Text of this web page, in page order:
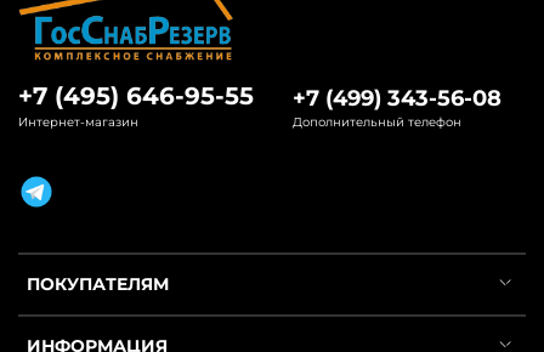
ПОКУПАТЕЛЯМ
ИНФОРМАЦИЯ
+7 (495) 646-95-55
Интернет-магазин
+7 (499) 343-56-08
Дополнительный телефон